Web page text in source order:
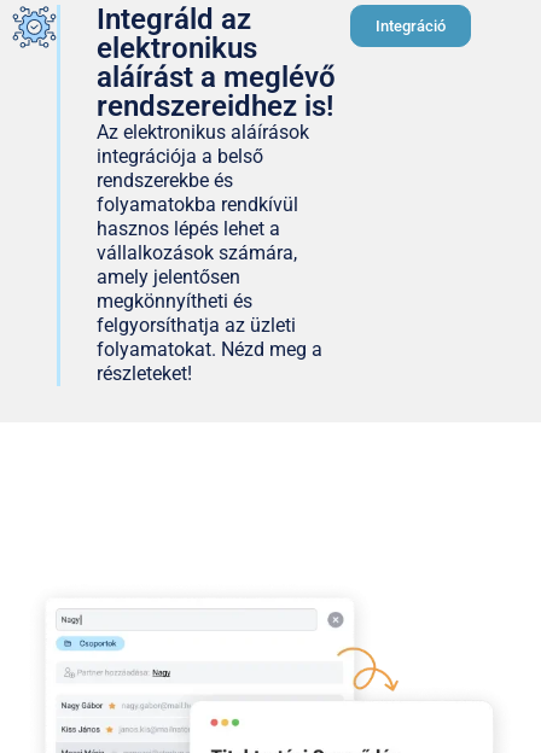
Integráld az
elektronikus
aláírást a meglévő
rendszereidhez is!
Az elektronikus aláírások
integrációja a belső
rendszerekbe és
folyamatokba rendkívül
hasznos lépés lehet a
vállalkozások számára,
amely jelentősen
megkönnyítheti és
felgyorsíthatja az üzleti
folyamatokat. Nézd meg a
részleteket!
Integráció